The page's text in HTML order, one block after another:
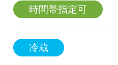
時間帯指定可
冷蔵